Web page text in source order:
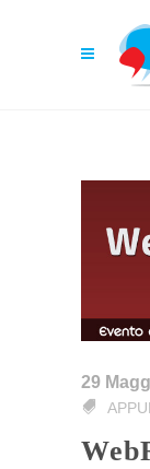
29
WebReevolution a Roma